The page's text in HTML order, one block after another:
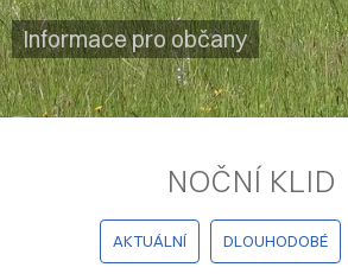
Informace pro občany
NOČNÍ KLID
AKTUÁLNÍ DLOUHODOBÉ